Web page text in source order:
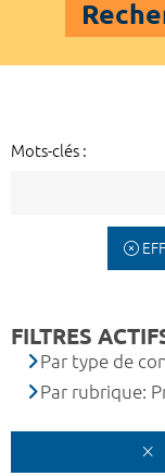
Mots-clés :
FILTRES
Par type de
Par rubrique: